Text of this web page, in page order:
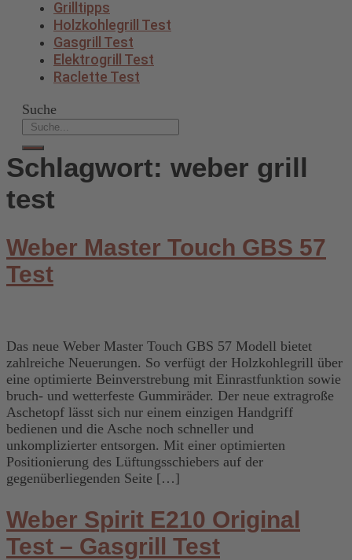
Grilltipps
Holzkohlegrill Test
Gasgrill Test
Elektrogrill Test
Raclette Test
Suche
Schlagwort: weber grill
test
Weber Master Touch GBS 57
Test
Das neue Weber Master Touch GBS 57 Modell bietet
zahlreiche Neuerungen. So verfügt der Holzkohlegrill über
eine optimierte Beinverstrebung mit Einrastfunktion sowie
bruch- und wetterfeste Gummiräder. Der neue extragroße
Aschetopf lässt sich nur einem einzigen Handgriff
bedienen und die Asche noch schneller und
unkomplizierter entsorgen. Mit einer optimierten
Positionierung des Lüftungsschiebers auf der
gegenüberliegenden Seite […]
Weber Spirit E210 Original
Test – Gasgrill Test